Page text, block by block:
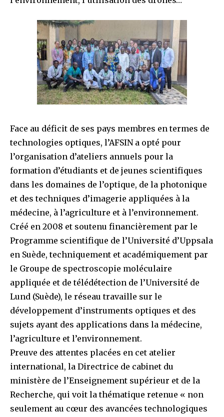
Face au déficit de ses pays membres en termes de
technologies optiques, l’AFSIN a opté pour
l’organisation d’ateliers annuels pour la
formation d’étudiants et de jeunes scientifiques
dans les domaines de l’optique, de la photonique
et des techniques d’imagerie appliquées à la
médecine, à l’agriculture et à l’environnement.
Créé en 2008 et soutenu financièrement par le
Programme scientifique de l’Université d’Uppsala
en Suède, techniquement et académiquement par
le Groupe de spectroscopie moléculaire
appliquée et de télédétection de l’Université de
Lund (Suède), le réseau travaille sur le
développement d’instruments optiques et des
sujets ayant des applications dans la médecine,
l’agriculture et l’environnement.
Preuve des attentes placées en cet atelier
international, la Directrice de cabinet du
ministère de l’Enseignement supérieur et de la
Recherche, qui voit la thématique retenue « non
seulement au cœur des avancées technologiques